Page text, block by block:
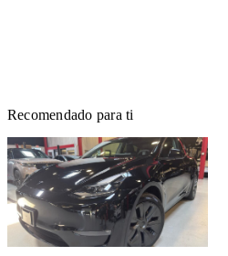
Recomendado para ti